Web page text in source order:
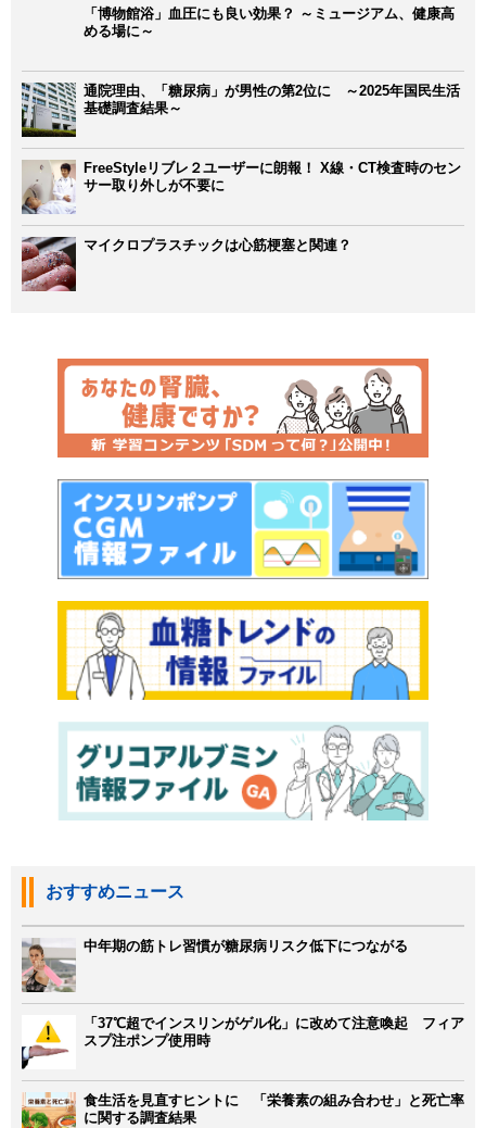
「博物館浴」血圧にも良い効果？ ～ミュージアム、健康高
める場に～
通院理由、「糖尿病」が男性の第2位に ～2025年国民生活
基礎調査結果～
FreeStyleリブレ２ユーザーに朗報！ X線・CT検査時のセン
サー取り外しが不要に
マイクロプラスチックは心筋梗塞と関連？
おすすめニュース
中年期の筋トレ習慣が糖尿病リスク低下につながる
「37℃超でインスリンがゲル化」に改めて注意喚起 フィア
スプ注ポンプ使用時
食生活を見直すヒントに 「栄養素の組み合わせ」と死亡率
に関する調査結果